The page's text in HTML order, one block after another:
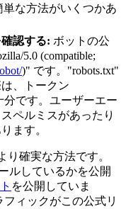
な方法がいくつかあ
認する: ボットの公
5.0 (compatible;
)" です。"robots.txt"
、トークン
分です。ユーザーエー
ペルミスがあったり
ます。
り確実な方法です。
ルしているかを公開
を公開していま
ィックがこの公式リ